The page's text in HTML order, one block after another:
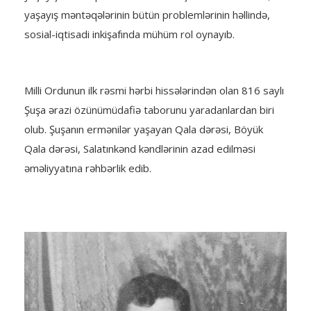
yaşayış məntəqələrinin bütün problemlərinin həllində,
sosial-iqtisadi inkişafında mühüm rol oynayıb.
Milli Ordunun ilk rəsmi hərbi hissələrindən olan 816 saylı
Şuşa ərazi özünümüdafiə taborunu yaradanlardan biri
olub. Şuşanın ermənilər yaşayan Qala dərəsi, Böyük
Qala dərəsi, Salatınkənd kəndlərinin azad edilməsi
əməliyyatına rəhbərlik edib.